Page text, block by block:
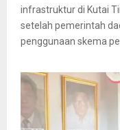
infrastruktur di Kutai
setelah pemerintah
penggunaan skema